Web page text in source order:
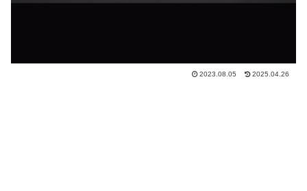
2023.08.05 2025.04.26